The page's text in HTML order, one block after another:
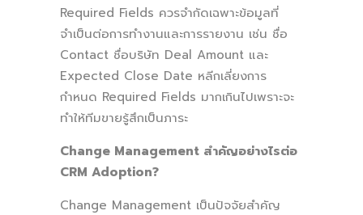
Required Fields ควรจำกัดเฉพาะข้อมูลที่
จำเป็นต่อการทำงานและการรายงาน เช่น ชื่อ
Contact ชื่อบริษัท Deal Amount และ
Expected Close Date หลีกเลี่ยงการ
กำหนด Required Fields มากเกินไปเพราะจะ
ทำให้ทีมขายรู้สึกเป็นภาระ
Change Management สำคัญอย่างไรต่อ
CRM Adoption?
Change Management เป็นปัจจัยสำคัญ